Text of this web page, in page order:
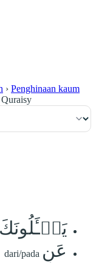
› Penghinaan kaum
يَسۡـَٔلُونَكَ
عَنِ dari/pada